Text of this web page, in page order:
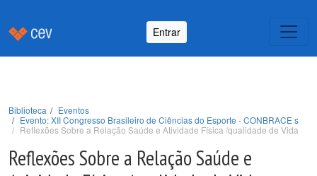
Entrar
Biblioteca
Eventos
Evento: XII Congresso Brasileiro de Ciências do Esporte - CONBRACE s
Reflexões Sobre a Relação Saúde e Atividade Física /qualidade de Vida
Reflexões Sobre a Relação Saúde e